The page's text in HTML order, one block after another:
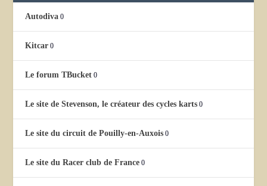
Autodiva 0
Kitcar 0
Le forum TBucket 0
Le site de Stevenson, le créateur des cycles karts 0
Le site du circuit de Pouilly-en-Auxois 0
Le site du Racer club de France 0